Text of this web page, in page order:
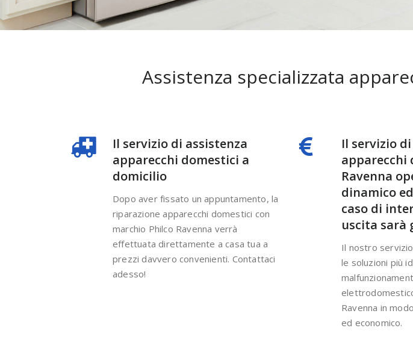
Assistenza specializzata
Il servizio di assistenza
apparecchi domestici a
domicilio
Dopo aver fissato un appuntamento, la
riparazione apparecchi domestici con
marchio Philco Ravenna verrà
effettuata direttamente a casa tua a
prezzi davvero convenienti. Contattaci
adesso!
Il servizio
apparecchi
Ravenna
dinamico
caso di
uscita sarà
Il nostro
le soluzioni più
Ravenna in
ed economico.